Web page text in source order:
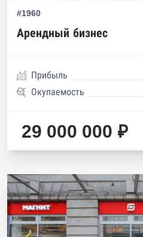
#1960
Арендный бизнес
Прибыль
Окупаемость
29 000 000 ₽